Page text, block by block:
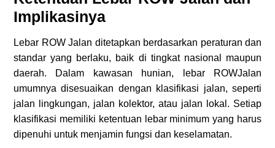
Implikasinya
Lebar ROW Jalan ditetapkan berdasarkan peraturan dan
standar yang berlaku, baik di tingkat nasional maupun
daerah. Dalam kawasan hunian, lebar ROWJalan
umumnya disesuaikan dengan klasifikasi jalan, seperti
jalan lingkungan, jalan kolektor, atau jalan lokal. Setiap
klasifikasi memiliki ketentuan lebar minimum yang harus
dipenuhi untuk menjamin fungsi dan keselamatan.